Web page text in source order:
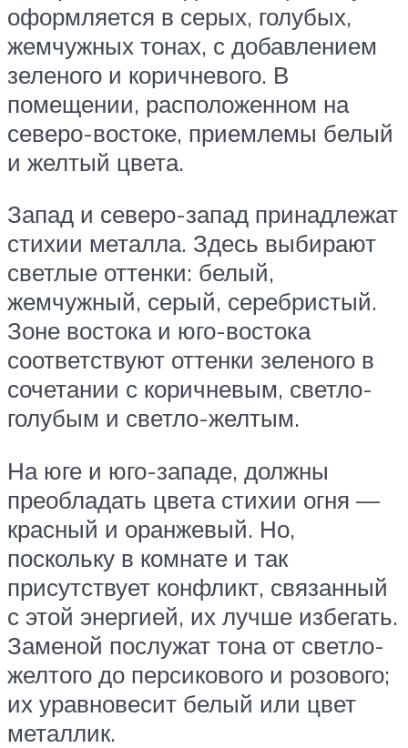
оформляется в серых, голубых,
жемчужных тонах, с добавлением
зеленого и коричневого. В
помещении, расположенном на
северо-востоке, приемлемы белый
и желтый цвета.
Запад и северо-запад принадлежат
стихии металла. Здесь выбирают
светлые оттенки: белый,
жемчужный, серый, серебристый.
Зоне востока и юго-востока
соответствуют оттенки зеленого в
сочетании с коричневым, светло-
голубым и светло-желтым.
На юге и юго-западе, должны
преобладать цвета стихии огня —
красный и оранжевый. Но,
поскольку в комнате и так
присутствует конфликт, связанный
с этой энергией, их лучше избегать.
Заменой послужат тона от светло-
желтого до персикового и розового;
их уравновесит белый или цвет
металлик.